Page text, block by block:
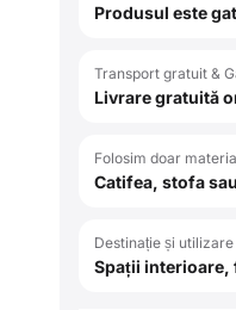
Produsul este
Transport gratuit &
Livrare gratuită
Folosim doar
Catifea, stofa
Destinație și utilizare
Spații interioare,